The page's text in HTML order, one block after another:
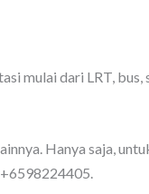
mulai dari LRT, bus,
Hanya saja,
+6598224405.